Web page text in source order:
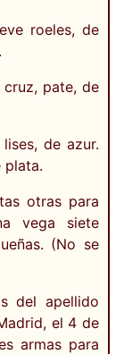
roeles, de
pate, de
de azur.
plata.
otras para
vega siete
(No se
del apellido
el 4 de
armas para